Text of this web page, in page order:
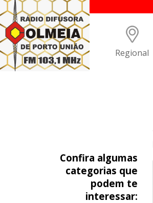
Regional
Confira algumas
categorias que
podem te
interessar: